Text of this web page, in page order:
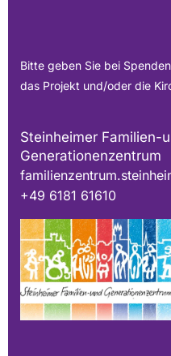
Bitte geben Sie bei
das Projekt und/oder die
Steinheimer Familien-
Generationenzentrum
+49 6181 61610